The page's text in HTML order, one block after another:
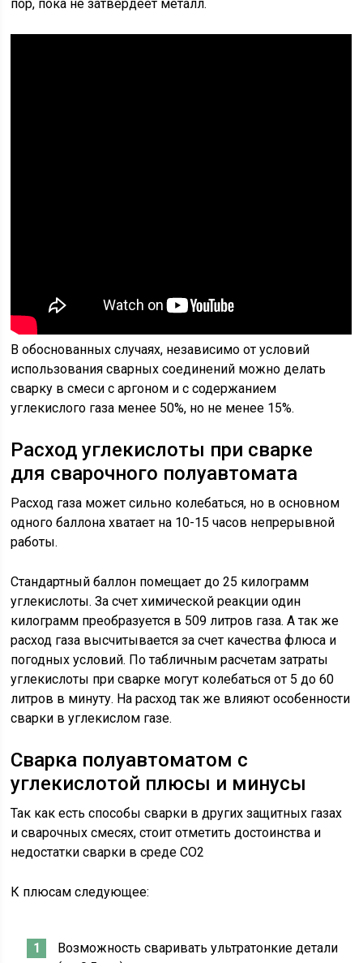
пор, пока не затвердеет металл.
В обоснованных случаях, независимо от условий
использования сварных соединений можно делать
сварку в смеси с аргоном и с содержанием
углекислого газа менее 50%, но не менее 15%.
Расход углекислоты при сварке
для сварочного полуавтомата
Расход газа может сильно колебаться, но в основном
одного баллона хватает на 10-15 часов непрерывной
работы.
Стандартный баллон помещает до 25 килограмм
углекислоты. За счет химической реакции один
килограмм преобразуется в 509 литров газа. А так же
расход газа высчитывается за счет качества флюса и
погодных условий. По табличным расчетам затраты
углекислоты при сварке могут колебаться от 5 до 60
литров в минуту. На расход так же влияют особенности
сварки в углекислом газе.
Сварка полуавтоматом с
углекислотой плюсы и минусы
Так как есть способы сварки в других защитных газах
и сварочных смесях, стоит отметить достоинства и
недостатки сварки в среде СО2
К плюсам следующее:
Возможность сваривать ультратонкие детали